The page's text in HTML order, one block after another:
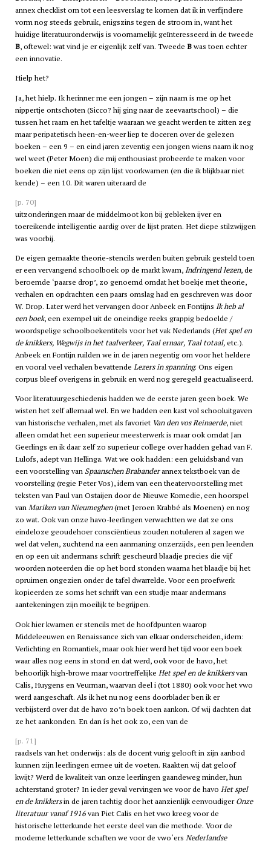
annex checklist om tot een leesverslag te komen dat ik in verfijndere
vorm nog steeds gebruik, enigszins tegen de stroom in, want het
huidige literatuuronderwijs is voornamelijk geïnteresseerd in de tweede
B, oftewel: wat vind je er eigenlijk zelf van. Tweede Bwas toen echter
een innovatie.
Hielp het?
Ja, het hielp. Ik herinner me een jongen – zijn naam is me op het
nippertje ontschoten (Sicco? hij ging naar de zeevaartschool) – die
tussen het raam en het tafeltje waaraan we geacht werden te zitten zeg
maar peripatetisch heen-en-weer liep te doceren over de gelezen
boeken – een 9 – en eind jaren zeventig een jongen wiens naam ik nog
wel weet (Peter Moen) die mij enthousiast probeerde te maken voor
boeken die niet eens op zijn lijst voorkwamen (en die ik blijkbaar niet
kende) – een 10. Dit waren uiteraard de
[p. 70]
uitzonderingen maar de middelmoot kon bij gebleken ijver en
toereikende intelligentie aardig over de lijst praten. Het diepe stilzwijgen
was voorbij.
De eigen gemaakte theorie-stencils werden buiten gebruik gesteld toen
er een vervangend schoolboek op de markt kwam,Indringend lezen, de
beroemde ‘paarse drop’, zo genoemd omdat het boekje met theorie,
verhalen en opdrachten een paars omslag had en geschreven was door
W. Drop. Later werd het vervangen door Anbeek en Fontijns Ik heb al
een boek, een exempel uit de oneindige reeks grappig bedoelde /
woordspelige schoolboekentitels voor het vak Nederlands (Het spel en
de knikkers, Wegwijs in het taalverkeer, Taal ernaar, Taal totaal,etc.).
Anbeek en Fontijn ruilden we in de jaren negentig om voor het heldere
en vooral veel verhalen bevattende Lezers in spanning. Ons eigen
corpus bleef overigens in gebruik en werd nog geregeld geactualiseerd.
Voor literatuurgeschiedenis hadden we de eerste jaren geen boek. We
wisten het zelf allemaal wel. En we hadden een kast vol schooluitgaven
van historische verhalen, met als favoriet Van den vos Reinaerde, niet
alleen omdat het een superieur meesterwerk is maar ook omdat Jan
Geerlings en ik daar zelf zo superieur college over hadden gehad van F.
Lulofs, adept van Hellinga. Wat we ook hadden: een geluidsband van
een voorstelling van Spaanschen Brabanderannex tekstboek van de
voorstelling (regie Peter Vos), idem van een theatervoorstelling met
teksten van Paul van Ostaijen door de Nieuwe Komedie, een hoorspel
vanMariken van Nieumeghen(met Jeroen Krabbé als Moenen) en nog
zo wat. Ook van onze havo-leerlingen verwachtten we dat ze ons
eindeloze geoudehoer consciëntieus zouden notuleren al zagen we
wel dat velen, zuchtend na een aanmaning onzerzijds, een pen leenden
en op een uit andermans schrift gescheurd blaadje precies die vijf
woorden noteerden die op het bord stonden waarna het blaadje bij het
opruimen ongezien onder de tafel dwarrelde. Voor een proefwerk
kopieerden ze soms het schrift van een studje maar andermans
aantekeningen zijn moeilijk te begrijpen.
Ook hier kwamen er stencils met de hoofdpunten waarop
Middeleeuwen en Renaissance zich van elkaar onderscheiden, idem:
Verlichting en Romantiek, maar ook hier werd het tijd voor een boek
waar alles nog eens in stond en dat werd, ook voor de havo, het
behoorlijk high-browe maar voortreffelijke Het spel en de knikkersvan
Calis, Huygens en Veurman, waarvan deeli(tot 1880) ook voor hetvwo
werd aangeschaft. Als ik het nu nog eens doorblader ben ik er
verbijsterd over dat de havo zo’n boek toen aankon. Of wij dachten dat
ze het aankonden. En dan ís het ook zo, een van de
[p. 71]
raadsels van het onderwijs: als de docent vurig gelooft in zijn aanbod
kunnen zijn leerlingen ermee uit de voeten. Raakten wij dat geloof
kwijt? Werd de kwaliteit van onze leerlingen gaandeweg minder, hun
achterstand groter? In ieder geval vervingen we voor de havo Het spel
en de knikkersin de jaren tachtig door het aanzienlijk eenvoudigerOnze
literatuur vanaf 1916van Piet Calis en hetvwo kreeg voor de
historische letterkunde het eerste deel van die methode. Voor de
moderne letterkunde schaften we voor de vwo‘ers Nederlandse